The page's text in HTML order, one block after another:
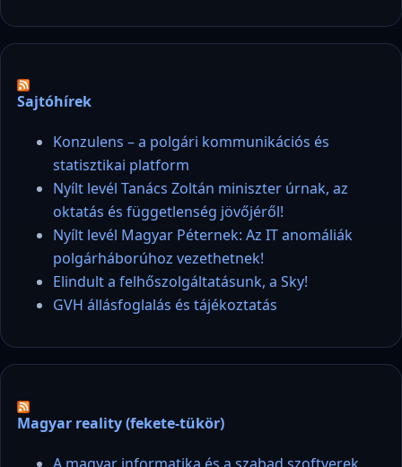
Sajtóhírek
Konzulens – a polgári kommunikációs és
statisztikai platform
Nyílt levél Tanács Zoltán miniszter úrnak, az
oktatás és függetlenség jövőjéről!
Nyílt levél Magyar Péternek: Az IT anomáliák
polgárháborúhoz vezethetnek!
Elindult a felhőszolgáltatásunk, a Sky!
GVH állásfoglalás és tájékoztatás
Magyar reality (fekete-tükör)